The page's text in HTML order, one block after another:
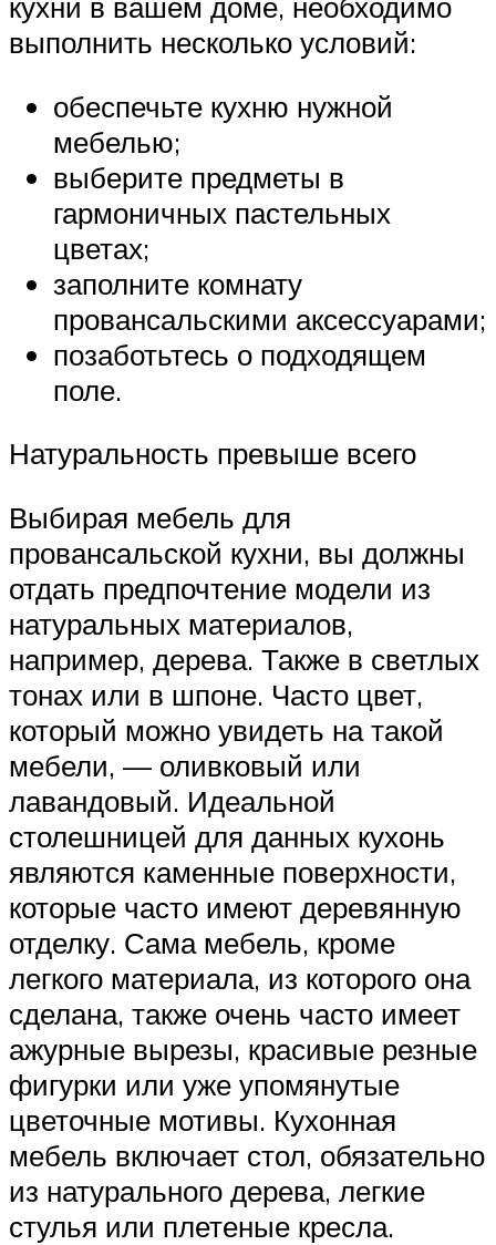
выполнить несколько условий:
обеспечьте кухню нужной
мебелью;
выберите предметы в
гармоничных пастельных
цветах;
заполните комнату
провансальскими аксессуарами;
позаботьтесь о подходящем
поле.
Натуральность превыше всего
Выбирая мебель для
провансальской кухни, вы должны
отдать предпочтение модели из
натуральных материалов,
например, дерева. Также в светлых
тонах или в шпоне. Часто цвет,
который можно увидеть на такой
мебели, — оливковый или
лавандовый. Идеальной
столешницей для данных кухонь
являются каменные поверхности,
которые часто имеют деревянную
отделку. Сама мебель, кроме
легкого материала, из которого она
сделана, также очень часто имеет
ажурные вырезы, красивые резные
фигурки или уже упомянутые
цветочные мотивы. Кухонная
мебель включает стол, обязательно
из натурального дерева, легкие
стулья или плетеные кресла.